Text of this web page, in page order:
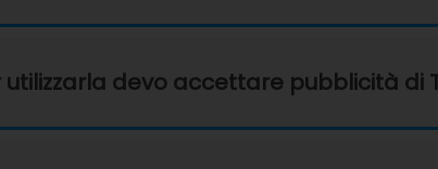
devo accettare pubblicità di